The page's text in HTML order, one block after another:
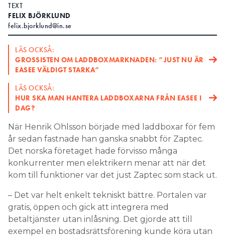
TEXT
FELIX BJÖRKLUND
felix.bjorklund@in.se
LÄS OCKSÅ:
GROSSISTEN OM LADDBOXMARKNADEN: ”JUST NU ÄR
EASEE VÄLDIGT STARKA”
LÄS OCKSÅ:
HUR SKA MAN HANTERA LADDBOXARNA FRÅN EASEE I
DAG?
När Henrik Ohlsson började med laddboxar för fem
år sedan fastnade han ganska snabbt för Zaptec.
Det norska företaget hade förvisso många
konkurrenter men elektrikern menar att när det
kom till funktioner var det just Zaptec som stack ut.
– Det var helt enkelt tekniskt bättre. Portalen var
gratis, öppen och gick att integrera med
betaltjänster utan inlåsning. Det gjorde att till
exempel en bostadsrättsförening kunde köra utan